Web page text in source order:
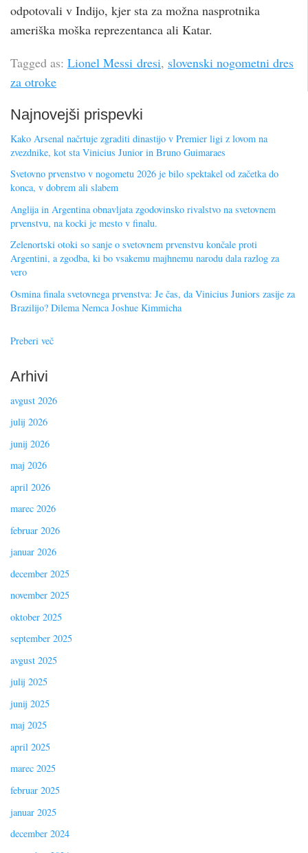
odpotovali v Indijo, kjer sta za možna nasprotnika
ameriška moška reprezentanca ali Katar.
Tagged as: Lionel Messi dresi, slovenski nogometni dres
za otroke
Najnovejši prispevki
Kako Arsenal načrtuje zgraditi dinastijo v Premier ligi z lovom na
zvezdnike, kot sta Vinicius Junior in Bruno Guimaraes
Svetovno prvenstvo v nogometu 2026 je bilo spektakel od začetka do
konca, v dobrem ali slabem
Anglija in Argentina obnavljata zgodovinsko rivalstvo na svetovnem
prvenstvu, na kocki je mesto v finalu.
Zelenortski otoki so sanje o svetovnem prvenstvu končale proti
Argentini, a zgodba, ki bo vsakemu majhnemu narodu dala razlog za
vero
Osmina finala svetovnega prvenstva: Je čas, da Vinicius Juniors zasije za
Brazilijo? Dilema Nemca Joshue Kimmicha
Preberi več
Arhivi
avgust 2026
julij 2026
junij 2026
maj 2026
april 2026
marec 2026
februar 2026
januar 2026
december 2025
november 2025
oktober 2025
september 2025
avgust 2025
julij 2025
junij 2025
maj 2025
april 2025
marec 2025
februar 2025
januar 2025
december 2024